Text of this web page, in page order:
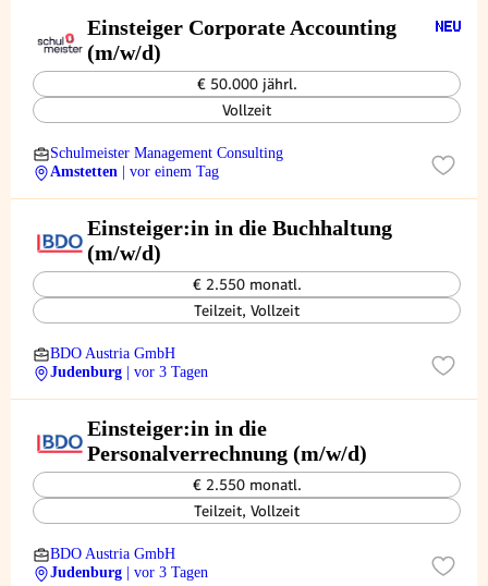
Einsteiger Corporate Accounting
(m/w/d)
€ 50.000 jährl.
Vollzeit
Schulmeister Management Consulting
Amstetten
| vor einem Tag
Einsteiger:in in die Buchhaltung
(m/w/d)
€ 2.550 monatl.
Teilzeit, Vollzeit
BDO Austria GmbH
Judenburg
| vor 3 Tagen
Einsteiger:in in die
Personalverrechnung (m/w/d)
€ 2.550 monatl.
Teilzeit, Vollzeit
BDO Austria GmbH
Judenburg
| vor 3 Tagen